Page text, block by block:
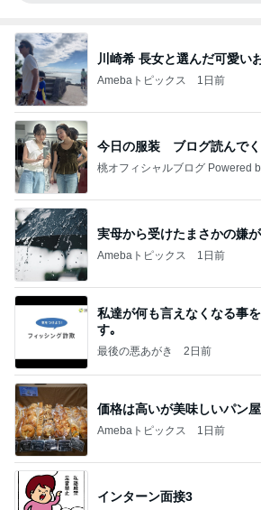
川崎希 長女と選んだ可愛い
Amebaトピックス 1日前
今日の服装 ブログ読んでく
桃オフィシャルブログ Powered
実母から受けたまさかの嫌
Amebaトピックス 1日前
私達が何も言えなくなる事
す｡
最後の悪あがき 2日前
価格は高いが美味しいパン
Amebaトピックス 1日前
インターン面接3